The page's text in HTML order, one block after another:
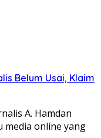
Belum Usai, Klaim
A. Hamdan
media online yang